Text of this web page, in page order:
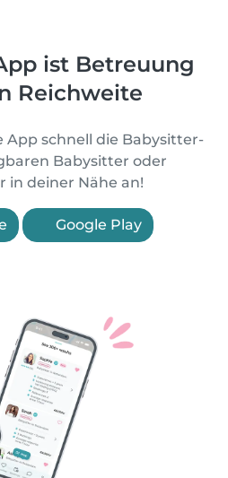
ist Betreuung
Reichweite
App schnell die Babysitter-
Babysitter oder
in deiner Nähe an!
Google Play